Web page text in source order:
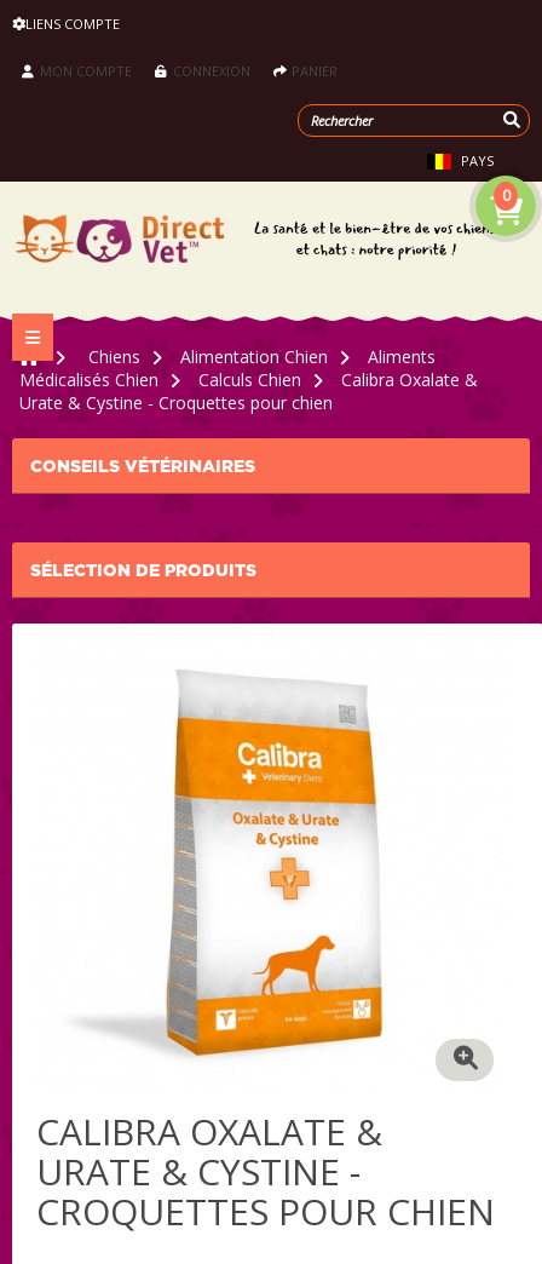
LIENS COMPTE
MON COMPTE CONNEXION PANIER
PAYS
0
Navigation bascule
>
Chiens > Alimentation Chien >
Aliments
Médicalisés Chien
> Calculs Chien >
Calibra Oxalate &
Urate & Cystine - Croquettes pour chien
CONSEILS VÉTÉRINAIRES
SÉLECTION DE PRODUITS
CALIBRA OXALATE &
URATE & CYSTINE -
CROQUETTES POUR CHIEN